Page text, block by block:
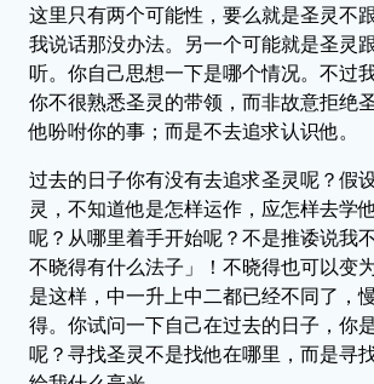
这里只有两个可能性，要么就是圣灵不
我说话那没办法。另一个可能就是圣灵
听。你自己思想一下是哪个情况。不过
你不很熟悉圣灵的带领，而非故意拒绝
他吩咐你的事；而是不去追求认识他。
过去的日子你有没有去追求圣灵呢？假
灵，不知道他是怎样运作，应怎样去学
呢？从哪里着手开始呢？不是推诿说我
不晓得有什么法子」！不晓得也可以变
是这样，中一升上中二都已经不同了，
得。你试问一下自己在过去的日子，你
呢？寻找圣灵不是找他在哪里，而是寻